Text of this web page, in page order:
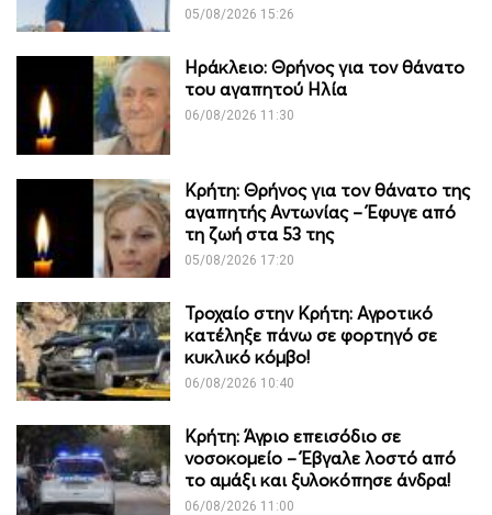
05/08/2026 15:26
Ηράκλειο: Θρήνος για τον θάνατο
του αγαπητού Ηλία
06/08/2026 11:30
Κρήτη: Θρήνος για τον θάνατο της
αγαπητής Αντωνίας – Έφυγε από
τη ζωή στα 53 της
05/08/2026 17:20
Τροχαίο στην Κρήτη: Αγροτικό
κατέληξε πάνω σε φορτηγό σε
κυκλικό κόμβο!
06/08/2026 10:40
Κρήτη: Άγριο επεισόδιο σε
νοσοκομείο – Έβγαλε λοστό από
το αμάξι και ξυλοκόπησε άνδρα!
06/08/2026 11:00